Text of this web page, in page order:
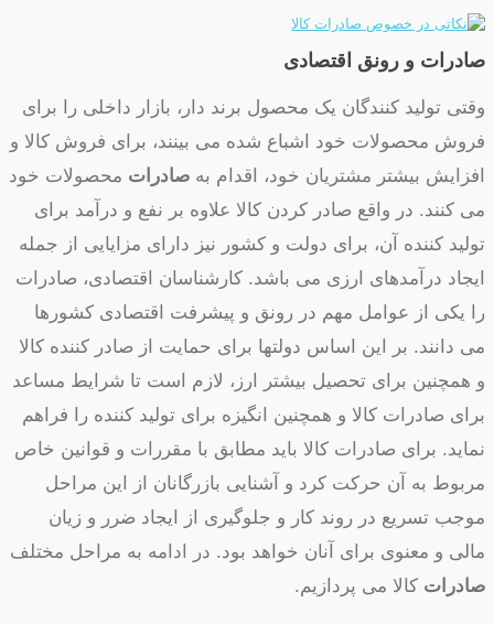
صادرات و رونق اقتصادی
وقتی تولید کنندگان یک محصول برند دار، بازار داخلی را برای
فروش محصولات خود اشباع شده می بینند، برای فروش کالا و
افزایش بیشتر مشتریان خود، اقدام به صادرات محصولات خود
می کنند. در واقع صادر کردن کالا علاوه بر نفع و درآمد برای
تولید کننده آن، برای دولت و کشور نیز دارای مزایایی از جمله
ایجاد درآمدهای ارزی می باشد. کارشناسان اقتصادی، صادرات
را یکی از عوامل مهم در رونق و پیشرفت اقتصادی کشورها
می دانند. بر این اساس دولتها برای حمایت از صادر کننده کالا
و همچنین برای تحصیل بیشتر ارز، لازم است تا شرایط مساعد
برای صادرات کالا و همچنین انگیزه برای تولید کننده را فراهم
نماید. برای صادرات کالا باید مطابق با مقررات و قوانین خاص
مربوط به آن حرکت کرد و آشنایی بازرگانان از این مراحل
موجب تسریع در روند کار و جلوگیری از ایجاد ضرر و زیان
مالی و معنوی برای آنان خواهد بود. در ادامه به مراحل مختلف
صادرات کالا می پردازیم.